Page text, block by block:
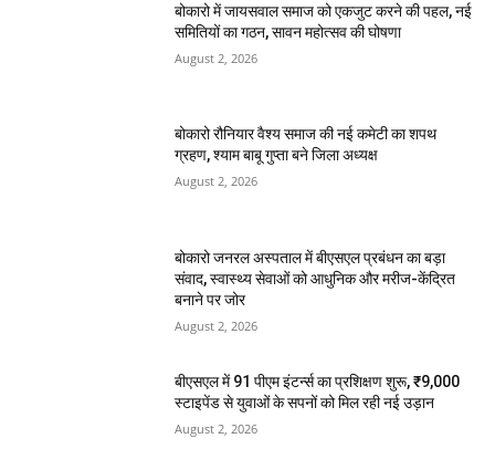
बोकारो में जायसवाल समाज को एकजुट करने की पहल, नई
समितियों का गठन, सावन महोत्सव की घोषणा
August 2, 2026
बोकारो रौनियार वैश्य समाज की नई कमेटी का शपथ
ग्रहण, श्याम बाबू गुप्ता बने जिला अध्यक्ष
August 2, 2026
बोकारो जनरल अस्पताल में बीएसएल प्रबंधन का बड़ा
संवाद, स्वास्थ्य सेवाओं को आधुनिक और मरीज-केंद्रित
बनाने पर जोर
August 2, 2026
बीएसएल में 91 पीएम इंटर्न्स का प्रशिक्षण शुरू, ₹9,000
स्टाइपेंड से युवाओं के सपनों को मिल रही नई उड़ान
August 2, 2026